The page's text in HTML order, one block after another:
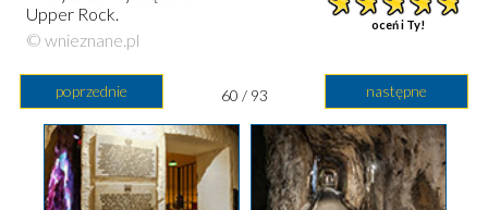
oceń i Ty!
Upper Rock.
© wnieznane.pl
poprzednie następne
60 / 93